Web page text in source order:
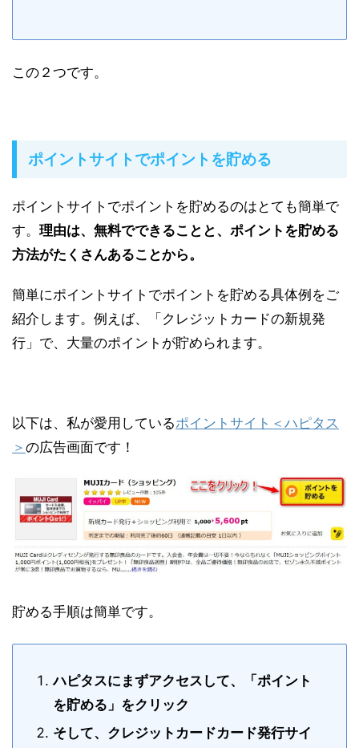
この２つです。
ポイントサイトでポイントを貯める
ポイントサイトでポイントを貯めるのはとても簡単で
す。 理由は、無料でできることと、ポイントを貯める
方法がたくさんあることから。
簡単にポイントサイトでポイントを貯める具体例をご
紹介します。例えば、「クレジットカードの新規発
行」で、大量のポイントが貯められます。
以下は、私が愛用しているポイントサイト＜ハピタス
＞ の広告画面です！
貯める手順は簡単です。
ハピタスにまずアクセスして、「ポイント
を貯める」をクリック
そして、クレジットカードカード発行サイ